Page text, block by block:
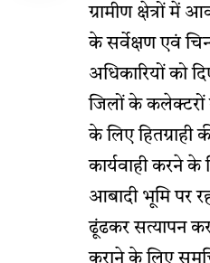
ग्रामीण क्षेत्रों में
के सर्वेक्षण एवं
अधिकारियों को
जिलों के कलेक्टरों
के लिए
कार्यवाही करने के
आबादी भूमि पर
ढूंढकर सत्यापन
कराने के लिए